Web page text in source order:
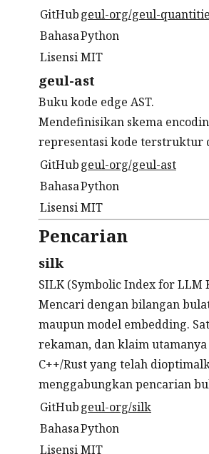
GitHubgeul-org/geul-
BahasaPython
LisensiMIT
geul-ast
Buku kode edge AST.
Mendefinisikan skema
representasi kode terstruktur
GitHubgeul-org/geul-ast
BahasaPython
LisensiMIT
Pencarian
silk
SILK (Symbolic Index for
Mencari dengan bilangan
maupun model embedding.
rekaman, dan klaim
C++/Rust yang telah
menggabungkan pencarian
GitHubgeul-org/silk
BahasaPython
LisensiMIT